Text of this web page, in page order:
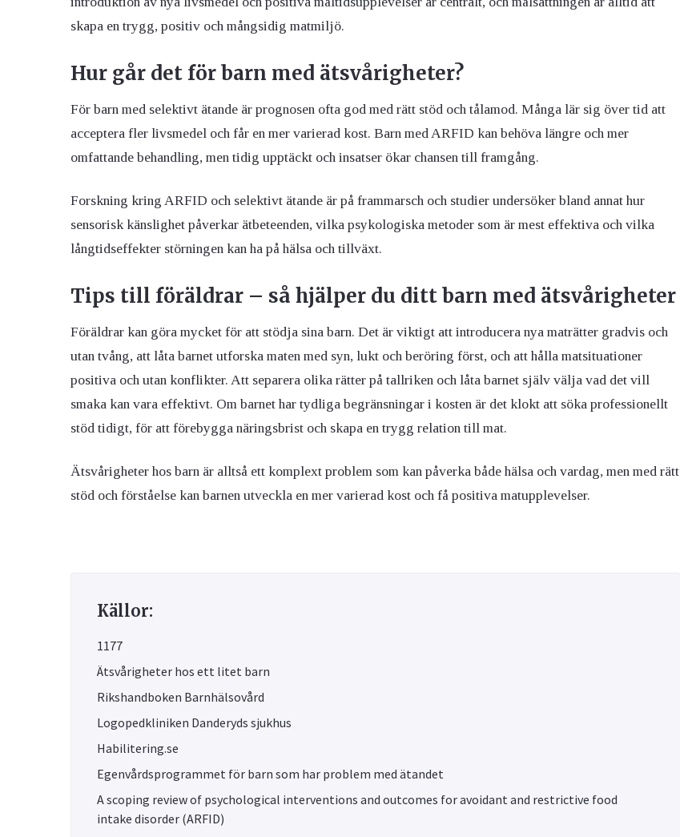
skapa en trygg, positiv och mångsidig matmiljö.
Hur går det för barn med ätsvårigheter?
För barn med selektivt ätande är prognosen ofta god med rätt stöd och tålamod. Många lär sig över tid att
acceptera fler livsmedel och får en mer varierad kost. Barn med ARFID kan behöva längre och mer
omfattande behandling, men tidig upptäckt och insatser ökar chansen till framgång.
Forskning kring ARFID och selektivt ätande är på frammarsch och studier undersöker bland annat hur
sensorisk känslighet påverkar ätbeteenden, vilka psykologiska metoder som är mest effektiva och vilka
långtidseffekter störningen kan ha på hälsa och tillväxt.
Tips till föräldrar – så hjälper du ditt barn med ätsvårigheter
Föräldrar kan göra mycket för att stödja sina barn. Det är viktigt att introducera nya maträtter gradvis och
utan tvång, att låta barnet utforska maten med syn, lukt och beröring först, och att hålla matsituationer
positiva och utan konflikter. Att separera olika rätter på tallriken och låta barnet själv välja vad det vill
smaka kan vara effektivt. Om barnet har tydliga begränsningar i kosten är det klokt att söka professionellt
stöd tidigt, för att förebygga näringsbrist och skapa en trygg relation till mat.
Ätsvårigheter hos barn är alltså ett komplext problem som kan påverka både hälsa och vardag, men med rätt
stöd och förståelse kan barnen utveckla en mer varierad kost och få positiva matupplevelser.
Källor:
1177
Ätsvårigheter hos ett litet barn
Rikshandboken Barnhälsovård
Logopedkliniken Danderyds sjukhus
Habilitering.se
Egenvårdsprogrammet för barn som har problem med ätandet
A scoping review of psychological interventions and outcomes for avoidant and restrictive food
intake disorder (ARFID)